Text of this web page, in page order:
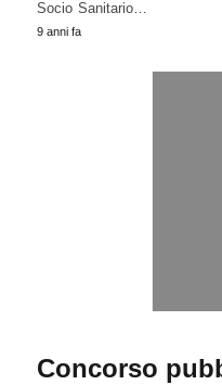
Socio Sanitario…
9 anni fa
Concorso